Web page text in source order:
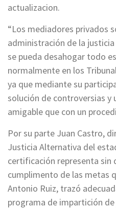
actualizacion.
“Los mediadores privados
administración de la
se pueda desahogar todo
normalmente en los
ya que mediante su
solución de controversias y
amigable que con un
Por su parte Juan Castro,
Justicia Alternativa del
certificación representa sin
cumplimento de las metas
Antonio Ruiz, trazó
programa de impartición